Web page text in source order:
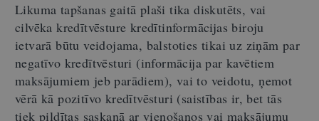
Likuma tapšanas gaitā plaši tika diskutēts, vai
cilvēka kredītvēsture kredītinformācijas biroju
ietvarā būtu veidojama, balstoties tikai uz ziņām par
negatīvo kredītvēsturi (informācija par kavētiem
maksājumiem jeb parādiem), vai to veidotu, ņemot
vērā kā pozitīvo kredītvēsturi (saistības ir, bet tās
tiek pildītas saskaņā ar vienošanos vai maksājumu